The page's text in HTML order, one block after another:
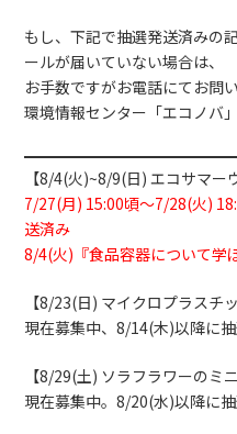
もし、下記で抽選発送済みの
ールが届いていない場合は、
お手数ですがお電話にてお問
環境情報センター「エコノバ
【8/4(火)~8/9(日) エコサマー
7/27(月) 15:00頃～7/28(火)
送済み
8/4(火)『食品容器について学
【8/23(日) マイクロプラスチ
現在募集中、8/14(木)以降に
【8/29(土) ソラフラワーのミ
現在募集中。8/20(水)以降に